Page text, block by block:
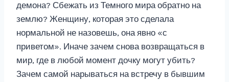
демона? Сбежать из Темного мира обратно на
землю? Женщину, которая это сделала
нормальной не назовешь, она явно «с
приветом». Иначе зачем снова возвращаться в
мир, где в любой момент дочку могут убить?
Зачем самой нарываться на встречу в бывшим